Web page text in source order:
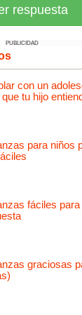
respuesta
PUBLICIDAD
con un
tu hijo
para niños
fáciles
graciosas